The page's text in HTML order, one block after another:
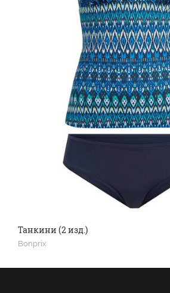
Танкини (2 изд.)
Bonprix